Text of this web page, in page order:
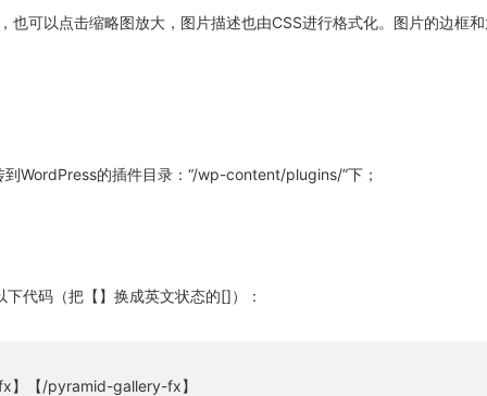
也可以点击缩略图放大，图片描述也由CSS进行格式化。图片的边框
WordPress的插件目录：“/wp-content/plugins/”下；
代码（把【】换成英文状态的[]）：
】【/pyramid-gallery-fx】